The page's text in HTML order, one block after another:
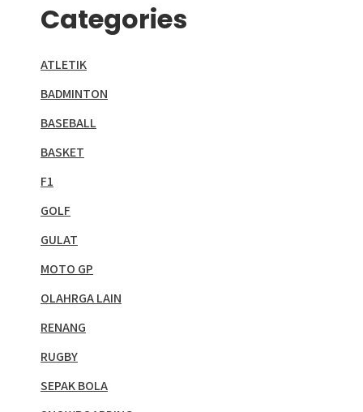
Categories
ATLETIK
BADMINTON
BASEBALL
BASKET
F1
GOLF
GULAT
MOTO GP
OLAHRGA LAIN
RENANG
RUGBY
SEPAK BOLA